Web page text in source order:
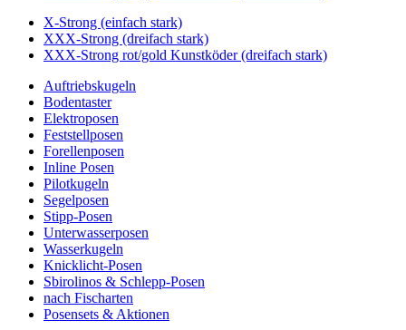
X-Strong (einfach stark)
XXX-Strong (dreifach stark)
XXX-Strong rot/gold Kunstköder (dreifach stark)
Auftriebskugeln
Bodentaster
Elektroposen
Feststellposen
Forellenposen
Inline Posen
Pilotkugeln
Segelposen
Stipp-Posen
Unterwasserposen
Wasserkugeln
Knicklicht-Posen
Sbirolinos & Schlepp-Posen
nach Fischarten
Posensets & Aktionen